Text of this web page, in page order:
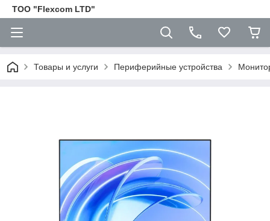
ТОО "Flexcom LTD"
Товары и услуги Периферийные устройства